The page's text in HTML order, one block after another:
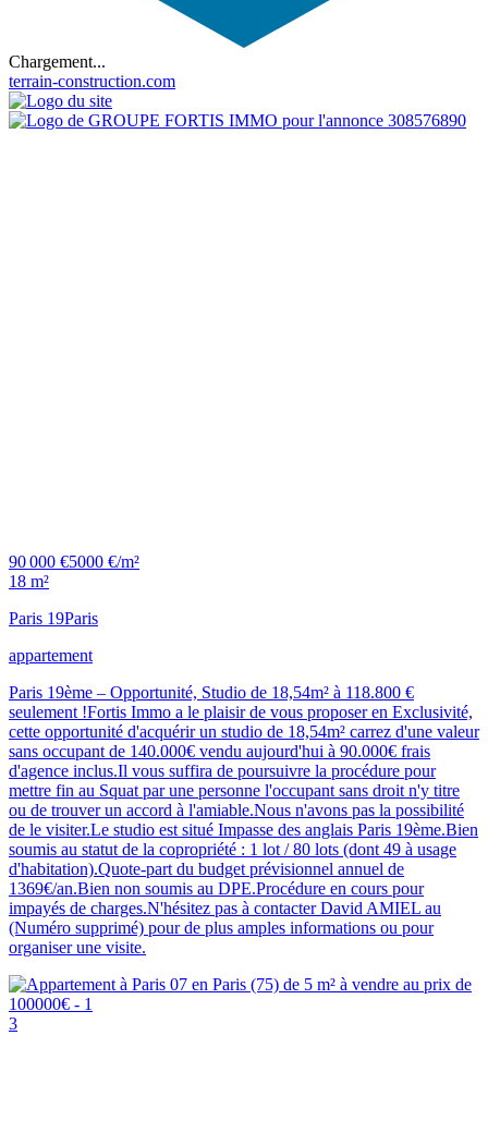
Chargement...
terrain-construction.com
90 000 €5000 €/m²
18 m²
Paris 19Paris
appartement
Paris 19ème – Opportunité, Studio de 18,54m² à 118.800 €
seulement !Fortis Immo a le plaisir de vous proposer en Exclusivité,
cette opportunité d'acquérir un studio de 18,54m² carrez d'une valeur
sans occupant de 140.000€ vendu aujourd'hui à 90.000€ frais
d'agence inclus.Il vous suffira de poursuivre la procédure pour
mettre fin au Squat par une personne l'occupant sans droit n'y titre
ou de trouver un accord à l'amiable.Nous n'avons pas la possibilité
de le visiter.Le studio est situé Impasse des anglais Paris 19ème.Bien
soumis au statut de la copropriété : 1 lot / 80 lots (dont 49 à usage
d'habitation).Quote-part du budget prévisionnel annuel de
1369€/an.Bien non soumis au DPE.Procédure en cours pour
impayés de charges.N'hésitez pas à contacter David AMIEL au
(Numéro supprimé) pour de plus amples informations ou pour
organiser une visite.
3